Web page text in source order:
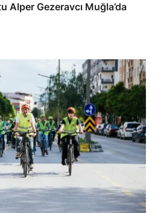
Alper Gezeravcı Muğla’da